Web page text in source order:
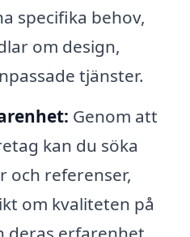
specifika behov,
om design,
tjänster.
Genom att
kan du söka
och referenser,
om kvaliteten på